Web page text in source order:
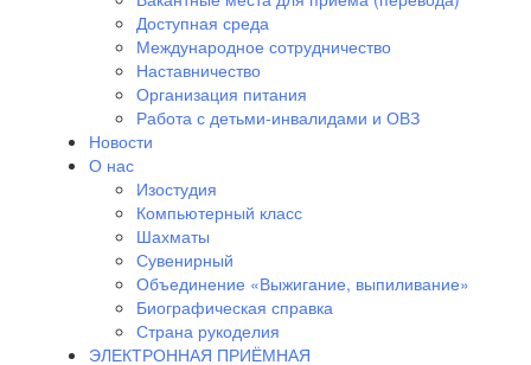
Доступная среда
Международное сотрудничество
Наставничество
Организация питания
Работа с детьми-инвалидами и ОВЗ
Новости
О нас
Изостудия
Компьютерный класс
Шахматы
Сувенирный
Объединение «Выжигание, выпиливание»
Биографическая справка
Страна рукоделия
ЭЛЕКТРОННАЯ ПРИЁМНАЯ